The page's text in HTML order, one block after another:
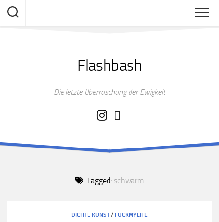
Skip
content
Flashbash
Die letzte Überraschung der Ewigkeit
Tagged: schwarm
DICHTE KUNST/ FUCKMYLIFE